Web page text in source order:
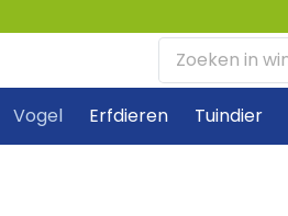
Vogel Erfdieren Tuindier